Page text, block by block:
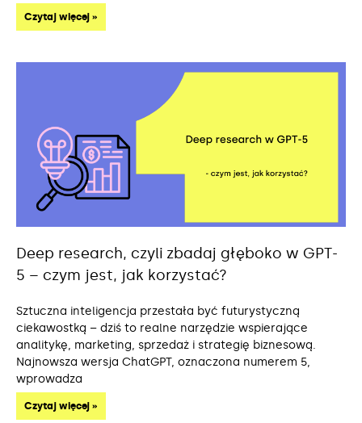
Czytaj więcej »
Deep research, czyli zbadaj głęboko w GPT-
5 – czym jest, jak korzystać?
Sztuczna inteligencja przestała być futurystyczną
ciekawostką – dziś to realne narzędzie wspierające
analitykę, marketing, sprzedaż i strategię biznesową.
Najnowsza wersja ChatGPT, oznaczona numerem 5,
wprowadza
Czytaj więcej »